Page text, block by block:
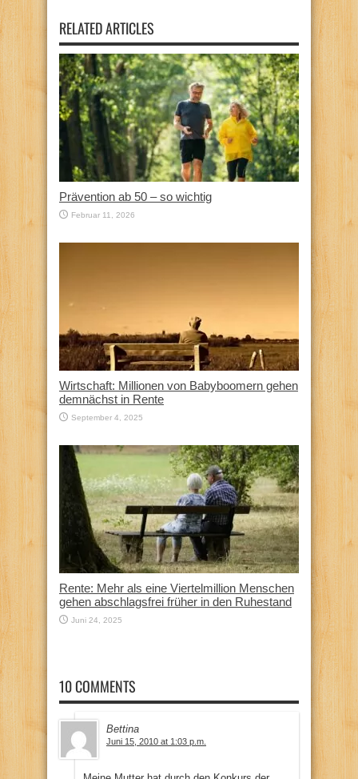
RELATED ARTICLES
Prävention ab 50 – so wichtig
Februar 11, 2026
Wirtschaft: Millionen von Babyboomern gehen
demnächst in Rente
September 4, 2025
Rente: Mehr als eine Viertelmillion Menschen
gehen abschlagsfrei früher in den Ruhestand
Juni 24, 2025
10 COMMENTS
Bettina
Juni 15, 2010 at 1:03 p.m.